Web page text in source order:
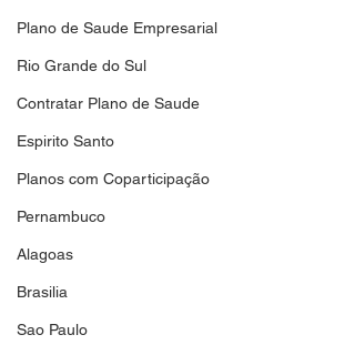
Plano de Saude Empresarial
Rio Grande do Sul
Contratar Plano de Saude
Espirito Santo
Planos com Coparticipação
Pernambuco
Alagoas
Brasilia
Sao Paulo